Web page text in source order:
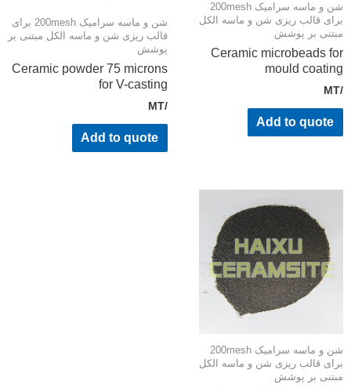
شن و ماسه سرامیک 200mesh
قالب ریزی شن و ماسه الکل
بر پوشش
Ceramic microbeads
mould
Add to quote
شن و ماسه سرامیک 200mesh برای
قالب ریزی شن و ماسه الکل مبتنی بر
پوشش
Ceramic powder 75 microns
for V-casting
Add to quote
شن و ماسه سرامیک 200mesh
قالب ریزی شن و ماسه الکل
بر پوشش